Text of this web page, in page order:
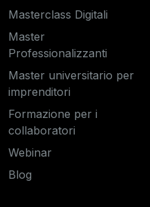
Masterclass Digitali
Master
Professionalizzanti
Master universitario per
imprenditori
Formazione per i
collaboratori
Webinar
Blog